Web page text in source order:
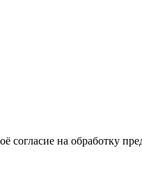
на обработку